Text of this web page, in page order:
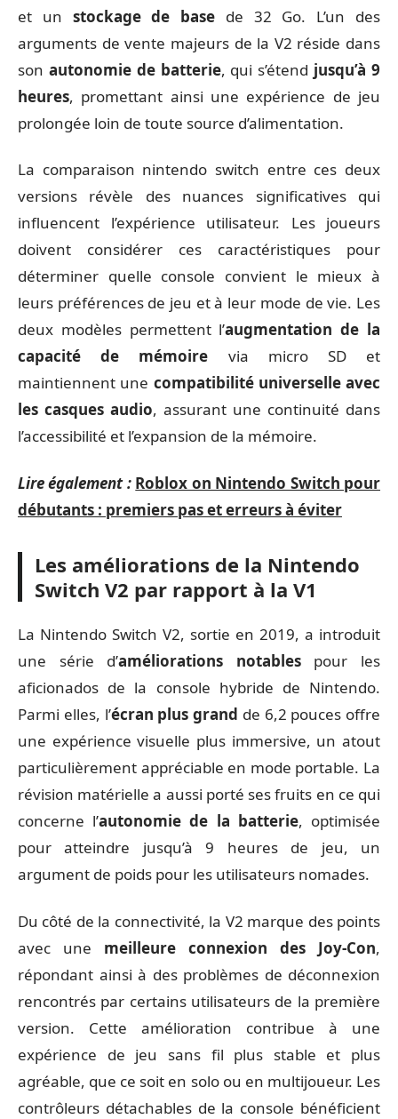
et un stockage de base de 32 Go. L’un des
arguments de vente majeurs de la V2 réside dans
son autonomie de batterie, qui s’étend jusqu’à 9
heures, promettant ainsi une expérience de jeu
prolongée loin de toute source d’alimentation.
La comparaison nintendo switch entre ces deux
versions révèle des nuances significatives qui
influencent l’expérience utilisateur. Les joueurs
doivent considérer ces caractéristiques pour
déterminer quelle console convient le mieux à
leurs préférences de jeu et à leur mode de vie. Les
deux modèles permettent l’augmentation de la
capacité de mémoire via micro SD et
maintiennent une compatibilité universelle avec
les casques audio, assurant une continuité dans
l’accessibilité et l’expansion de la mémoire.
Lire également : Roblox on Nintendo Switch pour
débutants : premiers pas et erreurs à éviter
Les améliorations de la Nintendo
Switch V2 par rapport à la V1
La Nintendo Switch V2, sortie en 2019, a introduit
une série d’améliorations notablespour les
aficionados de la console hybride de Nintendo.
Parmi elles, l’écran plus grand de 6,2 pouces offre
une expérience visuelle plus immersive, un atout
particulièrement appréciable en mode portable. La
révision matérielle a aussi porté ses fruits en ce qui
concerne l’autonomie de la batterie, optimisée
pour atteindre jusqu’à 9 heures de jeu, un
argument de poids pour les utilisateurs nomades.
Du côté de la connectivité, la V2 marque des points
avec une meilleure connexion des Joy-Con,
répondant ainsi à des problèmes de déconnexion
rencontrés par certains utilisateurs de la première
version. Cette amélioration contribue à une
expérience de jeu sans fil plus stable et plus
agréable, que ce soit en solo ou en multijoueur. Les
contrôleurs détachables de la console bénéficient